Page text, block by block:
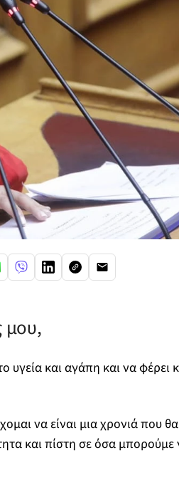
μου,
υγεία και αγάπη και να φέρει
να είναι μια χρονιά που
και πίστη σε όσα μπορούμε